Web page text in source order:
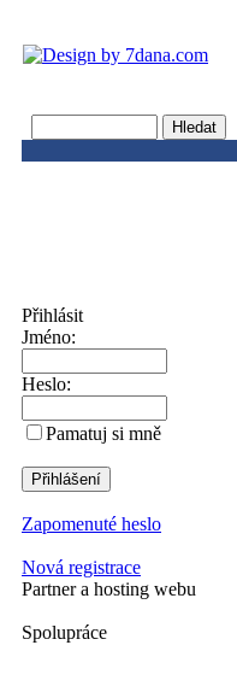
Přihlásit
Jméno:
Heslo:
Pamatuj si mně
Zapomenuté heslo
Nová registrace
Partner a hosting webu
Spolupráce